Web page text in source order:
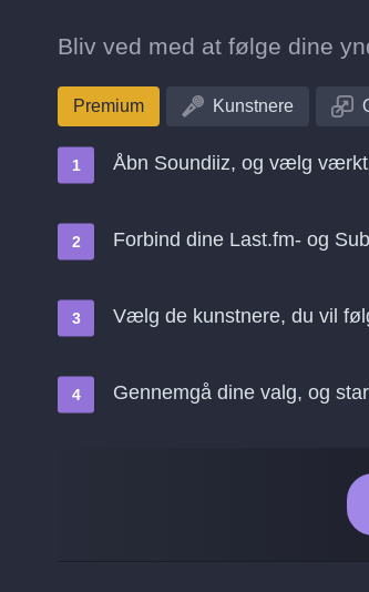
Bliv ved med at følge dine
Premium Kunstnere
Åbn Soundiiz, og vælg
Forbind dine Last.fm- og
Vælg de kunstnere, du vil
Gennemgå dine valg, og